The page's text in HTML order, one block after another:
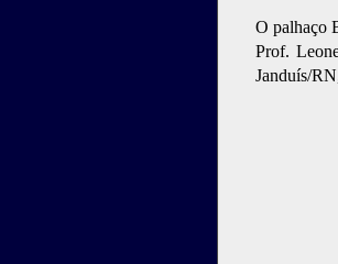
O palhaço
Prof.
Janduís/